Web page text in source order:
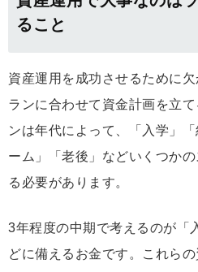
ること
資産運用を成功させるために
ランに合わせて資金計画を立
ンは年代によって、「入学」
ーム」「老後」などいくつか
る必要があります。
3年程度の中期で考えるのが「
どに備えるお金です。これら